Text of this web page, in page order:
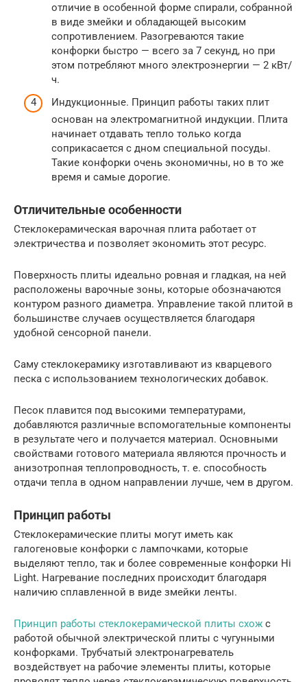
отличие в особенной форме спирали, собранной
в виде змейки и обладающей высоким
сопротивлением. Разогреваются такие
конфорки быстро — всего за 7 секунд, но при
этом потребляют много электроэнергии — 2 кВт/
ч.
Индукционные. Принцип работы таких плит
основан на электромагнитной индукции. Плита
начинает отдавать тепло только когда
соприкасается с дном специальной посуды.
Такие конфорки очень экономичны, но в то же
время и самые дорогие.
Отличительные особенности
Стеклокерамическая варочная плита работает от
электричества и позволяет экономить этот ресурс.
Поверхность плиты идеально ровная и гладкая, на ней
расположены варочные зоны, которые обозначаются
контуром разного диаметра. Управление такой плитой в
большинстве случаев осуществляется благодаря
удобной сенсорной панели.
Саму стеклокерамику изготавливают из кварцевого
песка с использованием технологических добавок.
Песок плавится под высокими температурами,
добавляются различные вспомогательные компоненты
в результате чего и получается материал. Основными
свойствами готового материала являются прочность и
анизотропная теплопроводность, т. е. способность
отдачи тепла в одном направлении лучше, чем в другом.
Принцип работы
Стеклокерамические плиты могут иметь как
галогеновые конфорки с лампочками, которые
выделяют тепло, так и более современные конфорки Hi
Light. Нагревание последних происходит благодаря
наличию сплавленной в виде змейки ленты.
Принцип работы стеклокерамической плиты схож с
работой обычной электрической плиты с чугунными
конфорками. Трубчатый электронагреватель
воздействует на рабочие элементы плиты, которые